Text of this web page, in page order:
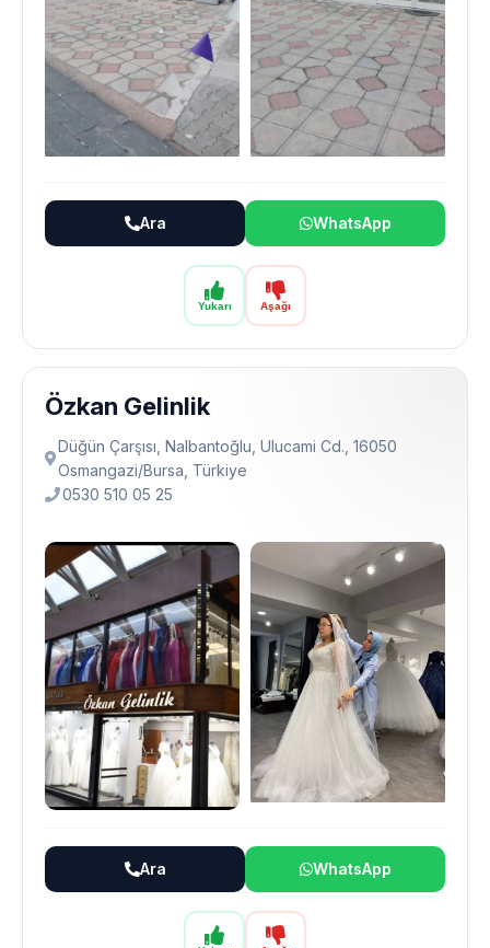
Yukarı Aşağı
Ara WhatsApp
Özkan Gelinlik
Düğün Çarşısı, Nalbantoğlu, Ulucami Cd., 16050
Osmangazi̇/Bursa, Türkiye
0530 510 05 25
Ara WhatsApp